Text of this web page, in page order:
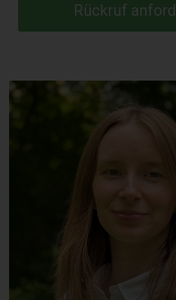
Rückruf